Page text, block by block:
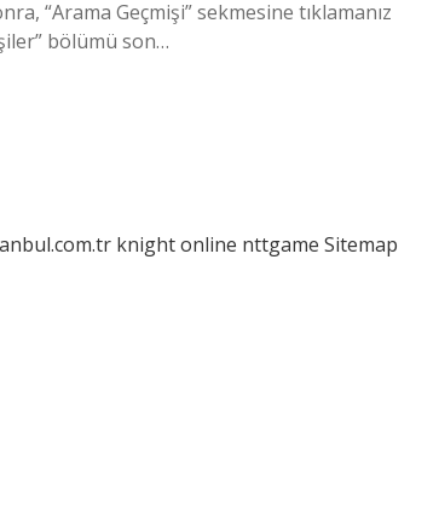
“Arama Geçmişi” sekmesine tıklamanız
bölümü son…
knight online nttgame Sitemap